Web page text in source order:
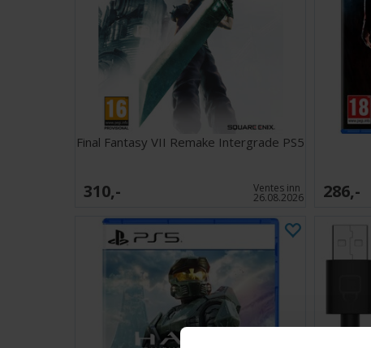
Final Fantasy VII Remake Intergrade PS5
310,- Ventes inn
26.08.2026 286,-